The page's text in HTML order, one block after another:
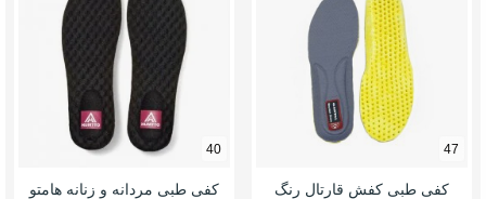
47
کفی طبی کفش قارتال رنگ
40
کفی طبی مردانه و زنانه هامتو